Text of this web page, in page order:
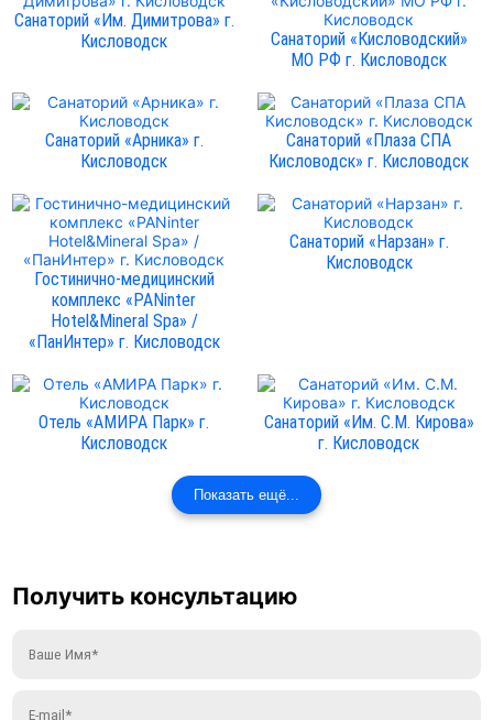
Санаторий «Им. Димитрова» г.
Кисловодск
Санаторий «Кисловодский»
МО РФ г. Кисловодск
Санаторий «Арника» г.
Кисловодск
Санаторий «Плаза СПА
Кисловодск» г. Кисловодск
Гостинично-медицинский
комплекс «PANinter
Hotel&Mineral Spa» /
«ПанИнтер» г. Кисловодск
Санаторий «Нарзан» г.
Кисловодск
Отель «АМИРА Парк» г.
Кисловодск
Санаторий «Им. С.М. Кирова»
г. Кисловодск
Показать ещё...
Получить консультацию